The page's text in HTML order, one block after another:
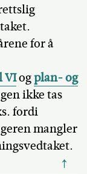
for å
VIogplan- og
ikke tas
fordi
mangler
↑